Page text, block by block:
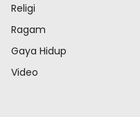
Religi
Ragam
Gaya Hidup
Video